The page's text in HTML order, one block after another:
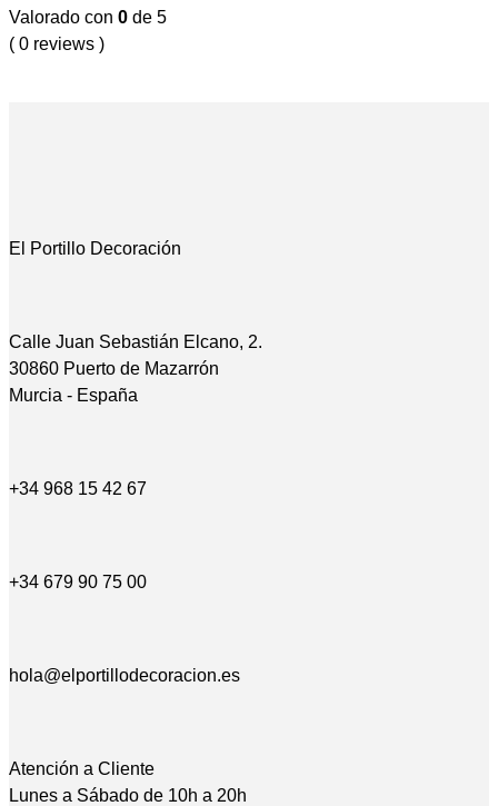
Valorado con 0 de 5
( 0 reviews )
El Portillo Decoración
Calle Juan Sebastián Elcano, 2.
30860 Puerto de Mazarrón
Murcia - España
+34 968 15 42 67
+34 679 90 75 00
hola@elportillodecoracion.es
Atención a Cliente
Lunes a Sábado de 10h a 20h